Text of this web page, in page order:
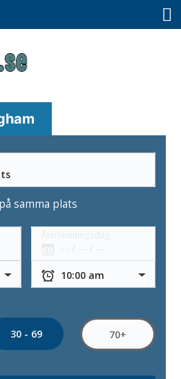
samma plats
30 - 69 70+